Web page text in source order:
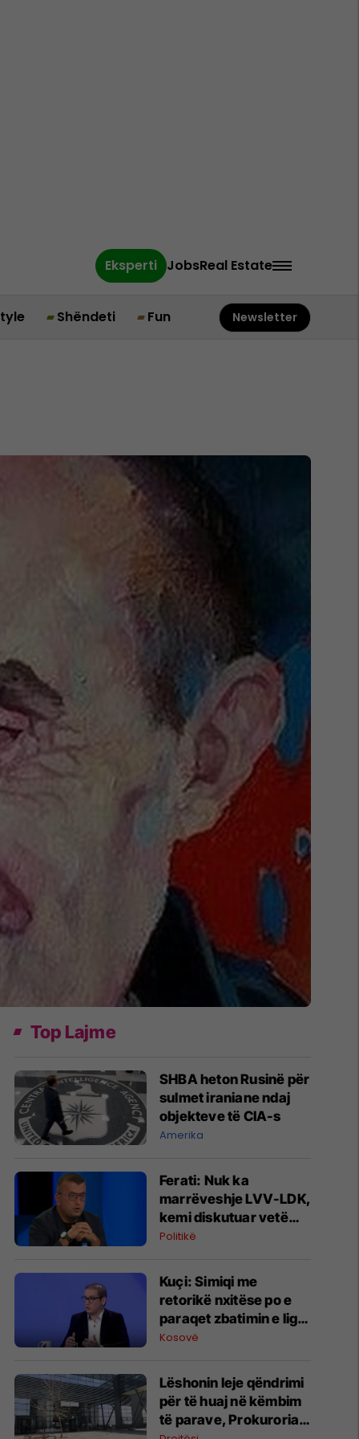
Eksperti JobsReal Estate
Shëndeti Fun Newsletter
Top Lajme
SHBA heton Rusinë për
sulmet iraniane ndaj
objekteve të CIA-s
Amerika
Ferati: Nuk ka
marrëveshje LVV-LDK,
kemi diskutuar vetëm
për parime
Politikë
Kuçi: Simiqi me
retorikë nxitëse po e
paraqet zbatimin e ligjit
në veri si "spastrim
Kosovë
Lëshonin leje qëndrimi
për të huaj në këmbim
të parave, Prokuroria